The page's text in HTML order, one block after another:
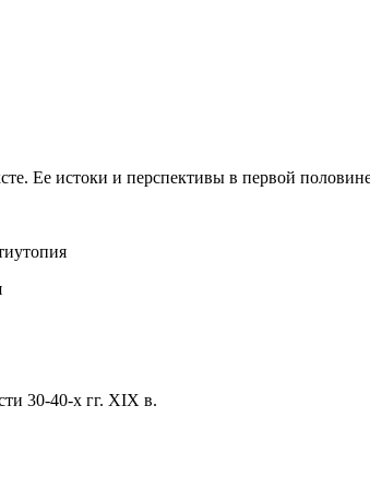
Ее истоки и перспективы в первой
30-40-х гг. XIX в.